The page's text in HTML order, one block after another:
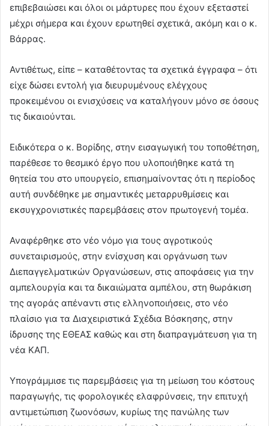
επιβεβαιώσει και όλοι οι μάρτυρες που έχουν εξεταστεί
μέχρι σήμερα και έχουν ερωτηθεί σχετικά, ακόμη και ο κ.
Βάρρας.
Αντιθέτως, είπε – καταθέτοντας τα σχετικά έγγραφα – ότι
είχε δώσει εντολή για διευρυμένους ελέγχους
προκειμένου οι ενισχύσεις να καταλήγουν μόνο σε όσους
τις δικαιούνται.
Ειδικότερα ο κ. Βορίδης, στην εισαγωγική του τοποθέτηση,
παρέθεσε το θεσμικό έργο που υλοποιήθηκε κατά τη
θητεία του στο υπουργείο, επισημαίνοντας ότι η περίοδος
αυτή συνδέθηκε με σημαντικές μεταρρυθμίσεις και
εκσυγχρονιστικές παρεμβάσεις στον πρωτογενή τομέα.
Αναφέρθηκε στο νέο νόμο για τους αγροτικούς
συνεταιρισμούς, στην ενίσχυση και οργάνωση των
Διεπαγγελματικών Οργανώσεων, στις αποφάσεις για την
αμπελουργία και τα δικαιώματα αμπέλου, στη θωράκιση
της αγοράς απέναντι στις ελληνοποιήσεις, στο νέο
πλαίσιο για τα Διαχειριστικά Σχέδια Βόσκησης, στην
ίδρυσης της ΕΘΕΑΣ καθώς και στη διαπραγμάτευση για τη
νέα ΚΑΠ.
Υπογράμμισε τις παρεμβάσεις για τη μείωση του κόστους
παραγωγής, τις φορολογικές ελαφρύνσεις, την επιτυχή
αντιμετώπιση ζωονόσων, κυρίως της πανώλης των